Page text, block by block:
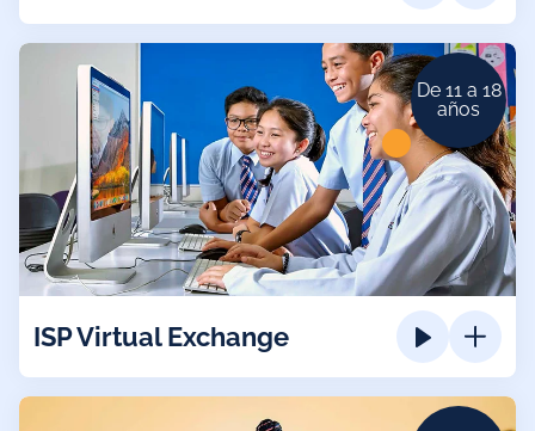
De 11 a 18
años
ISP Virtual Exchange